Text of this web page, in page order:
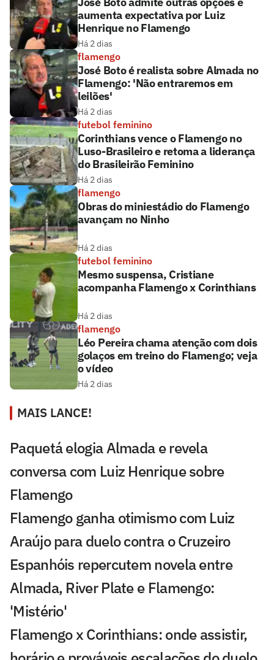
aumenta expectativa por Luiz
Henrique no Flamengo
Há 2 dias
flamengo
José Boto é realista sobre Almada no
Flamengo: 'Não entraremos em
leilões'
Há 2 dias
futebol feminino
Corinthians vence o Flamengo no
Luso-Brasileiro e retoma a liderança
do Brasileirão Feminino
Há 2 dias
flamengo
Obras do miniestádio do Flamengo
avançam no Ninho
Há 2 dias
futebol feminino
Mesmo suspensa, Cristiane
acompanha Flamengo x Corinthians
Há 2 dias
flamengo
Léo Pereira chama atenção com dois
golaços em treino do Flamengo; veja
o vídeo
Há 2 dias
MAIS LANCE!
Paquetá elogia Almada e revela
conversa com Luiz Henrique sobre
Flamengo
Flamengo ganha otimismo com Luiz
Araújo para duelo contra o Cruzeiro
Espanhóis repercutem novela entre
Almada, River Plate e Flamengo:
'Mistério'
Flamengo x Corinthians: onde assistir,